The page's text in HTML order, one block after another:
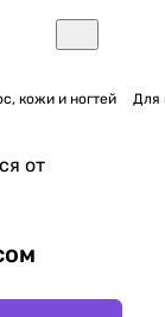
кожи и ногтей Для
от